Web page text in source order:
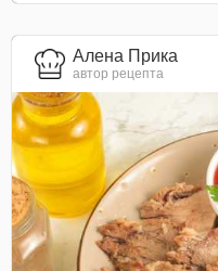
Алена Прика
автор рецепта